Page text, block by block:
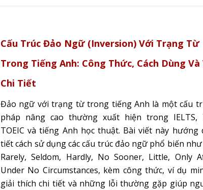
Cấu Trúc Đảo Ngữ (Inversion) Với Trạng Từ
Trong Tiếng Anh: Công Thức, Cách Dùng Và
Chi Tiết
Đảo ngữ với trạng từ trong tiếng Anh là một cấu
pháp nâng cao thường xuất hiện trong IELTS,
TOEIC và tiếng Anh học thuật. Bài viết này hướng
tiết cách sử dụng các cấu trúc đảo ngữ phổ biến
Rarely, Seldom, Hardly, No Sooner, Little, Only
Under No Circumstances, kèm công thức, ví dụ
giải thích chi tiết và những lỗi thường gặp giúp